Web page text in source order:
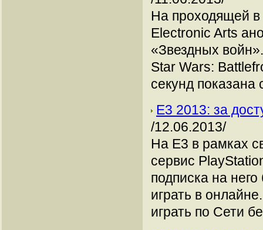
На проходящей
Electronic Arts
«Звездных
Star Wars:
секунд показана
Е3 2013: за
/12.06.2013/
На Е3 в рамках
сервис
подписка на
играть в
играть по Сети